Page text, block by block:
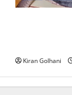
Kiran Golhani